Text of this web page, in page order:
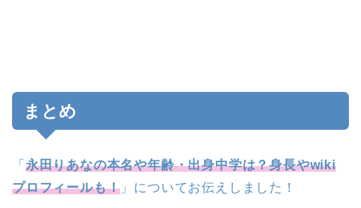
まとめ
「 永田りあなの本名や年齢・出身中学は？身長やwiki
プロフィールも！ 」についてお伝えしました！